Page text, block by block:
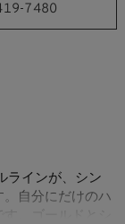
7480
ラインが、シン
自分にだけのハ
。ゴールドとシ